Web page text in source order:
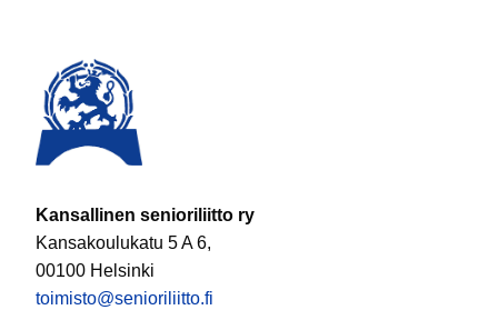
Kansallinen senioriliitto ry
Kansakoulukatu 5 A 6,
00100 Helsinki
toimisto@senioriliitto.fi